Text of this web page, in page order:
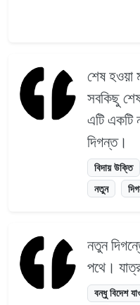
শেষ হওয়া
সবকিছু
এটি একটি
দিগন্ত।
বিদায় উক্তি
নতুন
নতুন
পথে।
বন্ধু বিদেশ